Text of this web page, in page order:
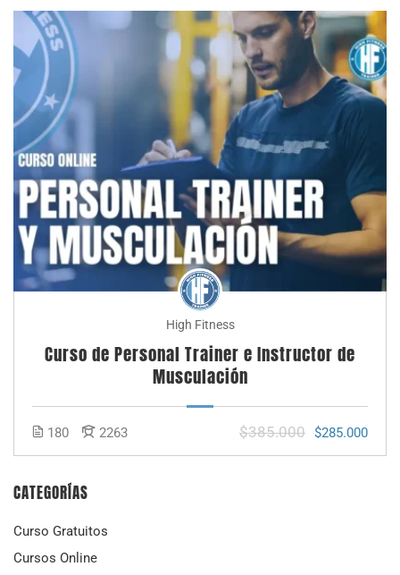
High Fitness
Curso de Personal Trainer e Instructor de
Musculación
180 2263 $385.000 $285.000
CATEGORÍAS
Curso Gratuitos
Cursos Online